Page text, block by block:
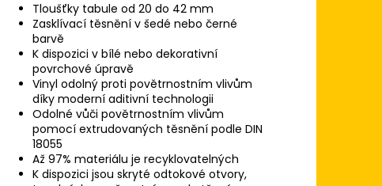
Tloušťky tabule od 20 do 42 mm
Zasklívací těsnění v šedé nebo černé
barvě
K dispozici v bílé nebo dekorativní
povrchové úpravě
Vinyl odolný proti povětrnostním vlivům
díky moderní aditivní technologii
Odolné vůči povětrnostním vlivům
pomocí extrudovaných těsnění podle DIN
18055
Až 97% materiálu je recyklovatelných
K dispozici jsou skryté odtokové otvory,